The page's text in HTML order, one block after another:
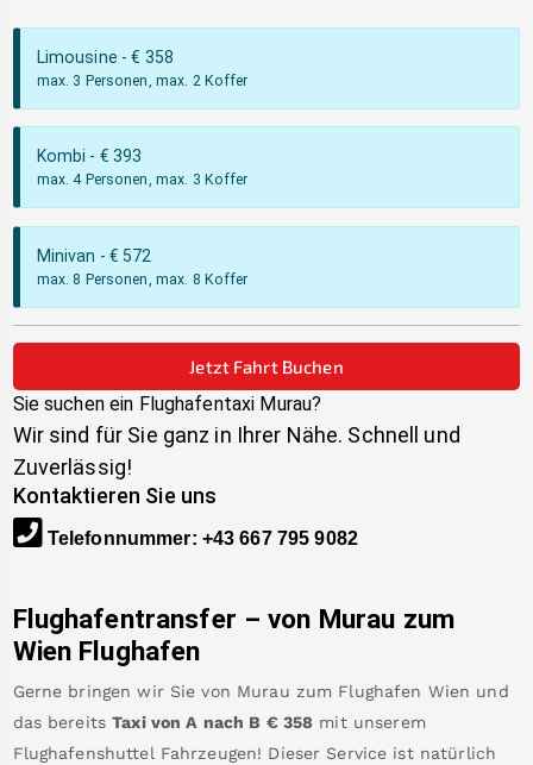
Limousine - € 358
max. 3 Personen, max. 2 Koffer
Kombi - € 393
max. 4 Personen, max. 3 Koffer
Minivan - € 572
max. 8 Personen, max. 8 Koffer
Jetzt Fahrt Buchen
Sie suchen ein Flughafentaxi Murau?
Wir sind für Sie ganz in Ihrer Nähe. Schnell und
Zuverlässig!
Kontaktieren Sie uns
Telefonnummer: +43 667 795 9082
Flughafentransfer – von Murau zum
Wien Flughafen
Gerne bringen wir Sie von Murau zum Flughafen Wien und
das bereits Taxi von A nach B € 358 mit unserem
Flughafenshuttel Fahrzeugen! Dieser Service ist natürlich